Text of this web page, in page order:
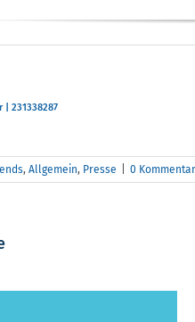
| 231338287
, Allgemein, Presse 0